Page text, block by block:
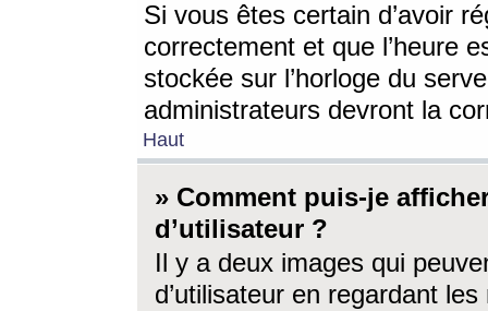
Si vous êtes certain d’avoir
correctement et que l’heure
stockée sur l’horloge du
administrateurs devront la
Haut
» Comment puis-je
d’utilisateur ?
Il y a deux images qui
d’utilisateur en regardant